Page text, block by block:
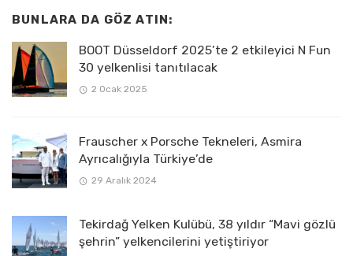
BUNLARA DA GÖZ ATIN:
BOOT Düsseldorf 2025’te 2 etkileyici N Fun
30 yelkenlisi tanıtılacak
2 Ocak 2025
Frauscher x Porsche Tekneleri, Asmira
Ayrıcalığıyla Türkiye’de
29 Aralık 2024
Tekirdağ Yelken Kulübü, 38 yıldır “Mavi gözlü
şehrin” yelkencilerini yetiştiriyor